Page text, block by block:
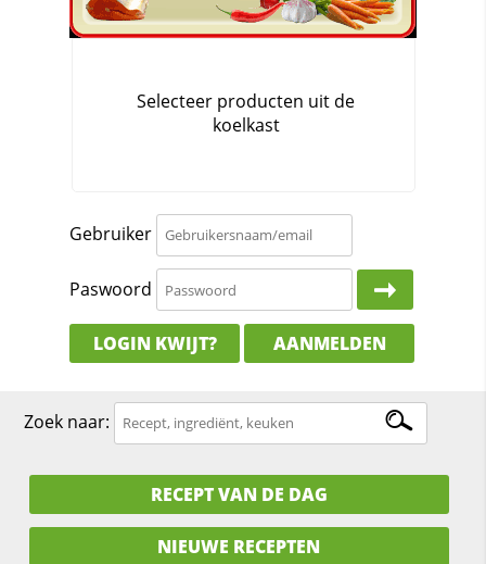
Gebruiker
Paswoord
LOGIN KWIJT? AANMELDEN
Zoek naar:
RECEPT VAN DE DAG
NIEUWE RECEPTEN